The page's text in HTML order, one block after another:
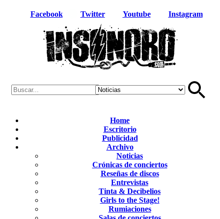
Facebook Twitter Youtube Instagram
Home
Escritorio
Publicidad
Archivo
Noticias
Crónicas de conciertos
Reseñas de discos
Entrevistas
Tinta & Decibelios
Girls to the Stage!
Rumiaciones